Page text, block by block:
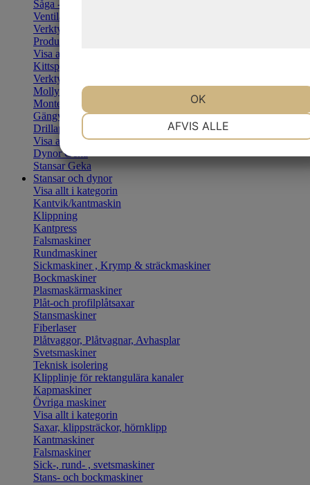
Såga - Fila
Ventilationshuvar - Inox
Verktygshink - låda
Produkter övrigt
Visa allt i kategorin
Kittspruta
Verktygssatser
Mollytång
Monteringstång
Gängverktyg
Drillapparat
Visa allt i kategorin
Dynor Geka
Stansar Geka
Stansar och dynor
Visa allt i kategorin
Kantvik/kantmaskin
Klippning
Kantpress
Falsmaskiner
Rundmaskiner
Sickmaskiner , Krymp & sträckmaskiner
Bockmaskiner
Plasmaskärmaskiner
Plåt-och profilplåtsaxar
Stansmaskiner
Fiberlaser
Plåtvaggor, Plåtvagnar, Avhasplar
Svetsmaskiner
Teknisk isolering
Klipplinje för rektangulära kanaler
Kapmaskiner
Övriga maskiner
Visa allt i kategorin
Saxar, klippsträckor, hörnklipp
Kantmaskiner
Falsmaskiner
Sick-, rund- , svetsmaskiner
Stans- och bockmaskiner
AFVIS ALLE
OK